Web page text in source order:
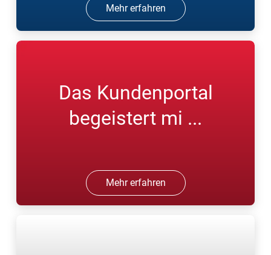
Mehr erfahren
Das Kundenportal
begeistert mi ...
Mehr erfahren